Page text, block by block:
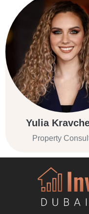
Yulia
Property